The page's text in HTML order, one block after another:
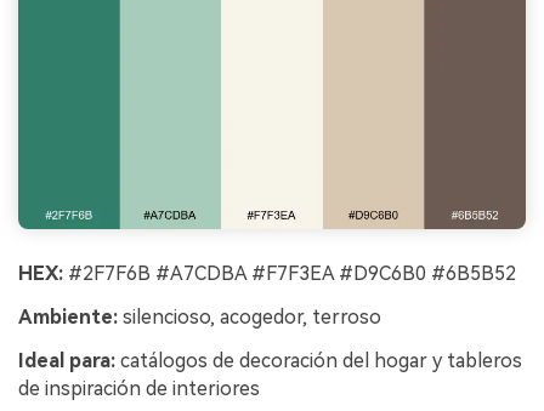
HEX: #2F7F6B #A7CDBA #F7F3EA #D9C6B0 #6B5B52
Ambiente: silencioso, acogedor, terroso
Ideal para: catálogos de decoración del hogar y tableros
de inspiración de interiores